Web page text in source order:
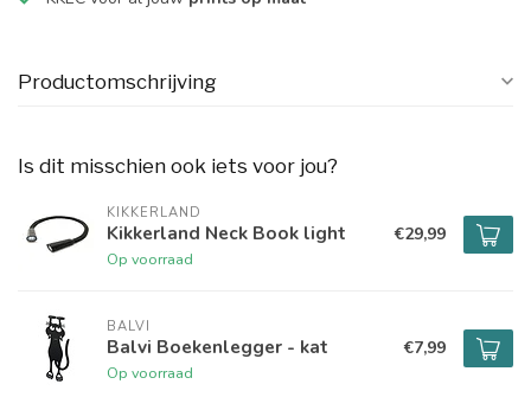
Productomschrijving
Is dit misschien ook iets voor jou?
KIKKERLAND
Kikkerland Neck Book light
Op voorraad
€29,99
BALVI
Balvi Boekenlegger - kat
Op voorraad
€7,99